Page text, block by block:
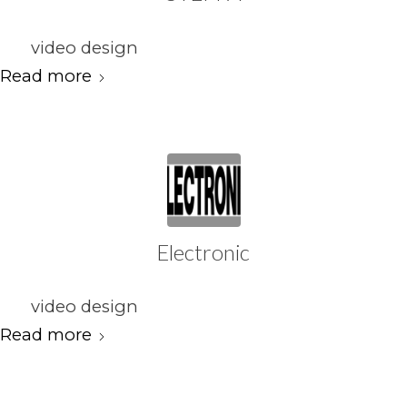
video design
Read more
Electronic
video design
Read more